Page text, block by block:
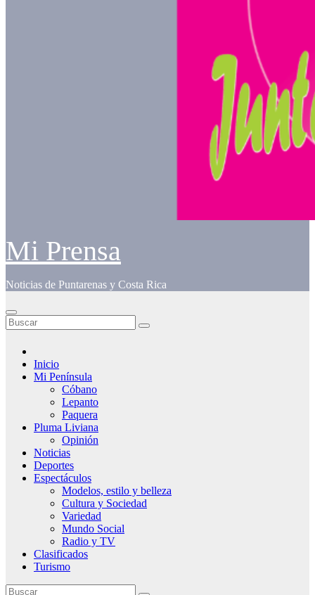
Mi Prensa
Noticias de Puntarenas y Costa Rica
Inicio
Mi Península
Cóbano
Lepanto
Paquera
Pluma Liviana
Opinión
Noticias
Deportes
Espectáculos
Modelos, estilo y belleza
Cultura y Sociedad
Variedad
Mundo Social
Radio y TV
Clasificados
Turismo